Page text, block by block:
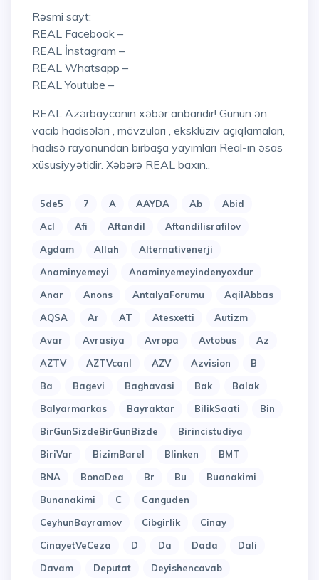
Rəsmi sayt:
REAL Facebook –
REAL İnstagram –
REAL Whatsapp –
REAL Youtube –
REAL Azərbaycanın xəbər anbarıdır! Günün ən
vacib hadisələri , mövzuları , eksklüziv açıqlamaları,
hadisə rayonundan birbaşa yayımları Real-ın əsas
xüsusiyyətidir. Xəbərə REAL baxın..
5de5 7 A AAYDA Ab
Abid
Acl
Afi Aftandil
Aftandilisrafilov
Agdam
Allah
Alternativenerji
Anaminyemeyi
Anaminyemeyindenyoxdur
Anar
Anons AntalyaForumu
AqilAbbas
AQSA
Ar AT Atesxetti
Autizm
Avar
Avrasiya Avropa Avtobus
Az
AZTV
AZTVcanl AZV Azvision
B
Ba
Bagevi Baghavasi Bak
Balak
Balyarmarkas
Bayraktar BilikSaati
Bin
BirGunSizdeBirGunBizde
Birincistudiya
BiriVar
BizimBarel Blinken
BMT
BNA
BonaDea Br Bu
Buanakimi
Bunanakimi
C
Canguden
CeyhunBayramov
Cibgirlik
Cinay
CinayetVeCeza
D Da Dada
Dali
Davam
Deputat
Deyishencavab